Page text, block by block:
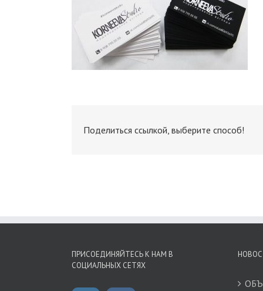
Поделиться ссылкой, выберите способ!
ПРИСОЕДИНЯЙТЕСЬ К НАМ В
СОЦИАЛЬНЫХ СЕТЯХ